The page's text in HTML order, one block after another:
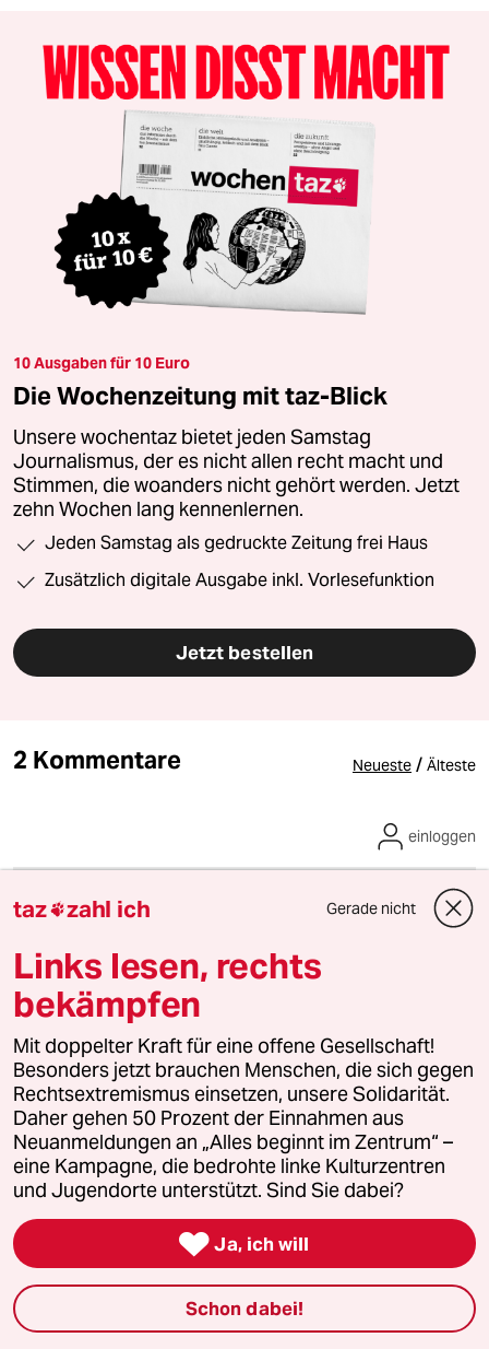
10 Ausgaben für 10 Euro
Die Wochenzeitung mit taz-Blick
Unsere wochentaz bietet jeden Samstag
Journalismus, der es nicht allen recht macht und
Stimmen, die woanders nicht gehört werden. Jetzt
zehn Wochen lang kennenlernen.
Jeden Samstag als gedruckte Zeitung frei Haus
Zusätzlich digitale Ausgabe inkl. Vorlesefunktion
Jetzt bestellen
2 Kommentare Neueste / Älteste
geschlossen.
Artikeln für etwa drei Tage –hier sind sie zu finden
einloggen
JF Jens Frisch
18.02.2018,15:07 Uhr
"„Die respektieren mich, weil ich älter bin. Aber
als Mann hätte man es einfacher.“ Die meisten
freiwilligen Helfer sind Frauen. Dass sie das
Sagen haben, ist für viele Flüchtlinge
gewöhnungsbedürftig. Wer in das
Freizeitzentrum von Echo100Plus kommt, muss
sich respektvoll verhalten. Frauen und Männer
sind gleichberechtigt, sie machen gemeinsam
Sport, zur Begrüßung gibt man sich die Hand.
taz zahl ich Gerade nicht
Links lesen, rechts
bekämpfen
Mit doppelter Kraft für eine offene Gesellschaft!
Besonders jetzt brauchen Menschen, die sich gegen
Rechtsextremismus einsetzen, unsere Solidarität.
Daher gehen 50 Prozent der Einnahmen aus
Neuanmeldungen an „Alles beginnt im Zentrum“ –
eine Kampagne, die bedrohte linke Kulturzentren
und Jugendorte unterstützt. Sind Sie dabei?
 Ja, ich will
Schon dabei!